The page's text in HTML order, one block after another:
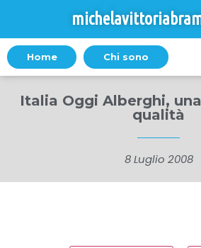
Home Chi sono
Italia Oggi Alberghi,
qualità
8 Luglio 2008